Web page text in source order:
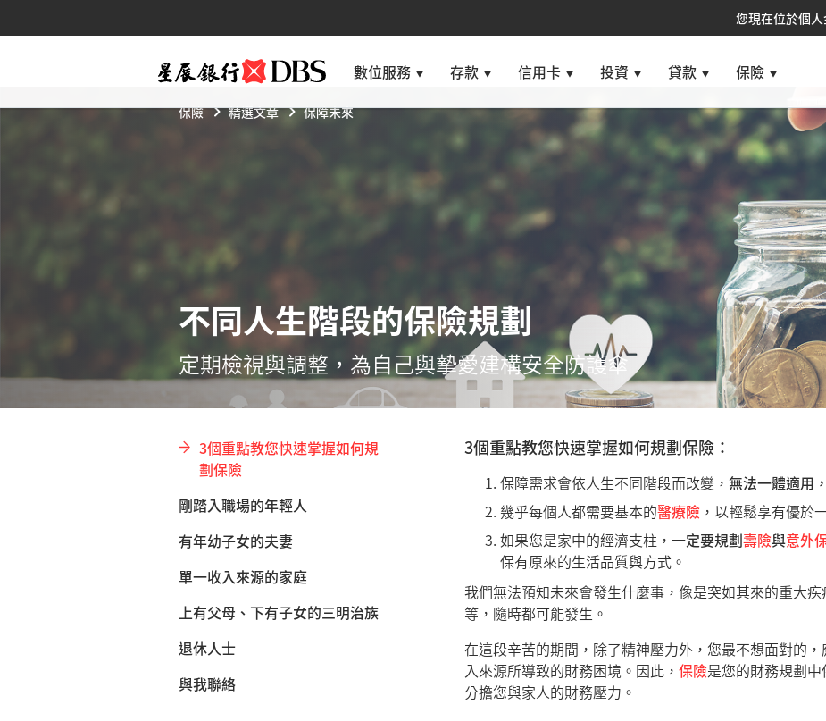
您現在位於個人
數位服務 存款 信用卡 投資 貸款 保險
保險 精選文章 保障未來
不同人生階段的保險規劃
定期檢視與調整，為自己與摯愛建構安全防護傘
3個重點教您快速掌握如何規
劃保險
剛踏入職場的年輕人
有年幼子女的夫妻
單一收入來源的家庭
上有父母、下有子女的三明治族
退休人士
與我聯絡
3個重點教您快速掌握如何規劃保險：
保障需求會依人生不同階段而改變， 無法一體適用
幾乎每個人都需要基本的醫療險，以輕鬆享有優於
如果您是家中的經濟支柱， 一定要規劃壽險與意外
保有原來的生活品質與方式。
我們無法預知未來會發生什麼事，像是突如其來的重大
等，隨時都可能發生。
在這段辛苦的期間，除了精神壓力外，您最不想面對的
入來源所導致的財務困境。因此， 保險是您的財務規劃
分擔您與家人的財務壓力。